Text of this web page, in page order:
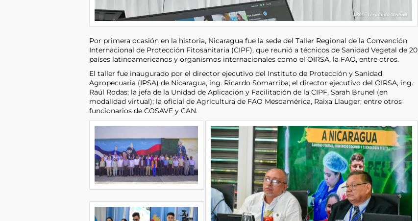
Por primera ocasión en la historia, Nicaragua fue la sede del Taller Regional de la Convención
Internacional de Protección Fitosanitaria (CIPF), que reunió a técnicos de Sanidad Vegetal de 20
países latinoamericanos y organismos internacionales como el OIRSA, la FAO, entre otros.
El taller fue inaugurado por el director ejecutivo del Instituto de Protección y Sanidad
Agropecuaria (IPSA) de Nicaragua, ing. Ricardo Somarriba; el director ejecutivo del OIRSA, ing.
Raúl Rodas; la jefa de la Unidad de Aplicación y Facilitación de la CIPF, Sarah Brunel (en
modalidad virtual); la oficial de Agricultura de FAO Mesoamérica, Raixa Llauger; entre otros
funcionarios de COSAVE y CAN.